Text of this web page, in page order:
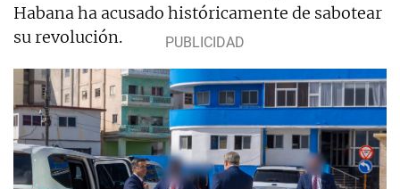
Habana ha acusado históricamente de sabotear
su revolución.